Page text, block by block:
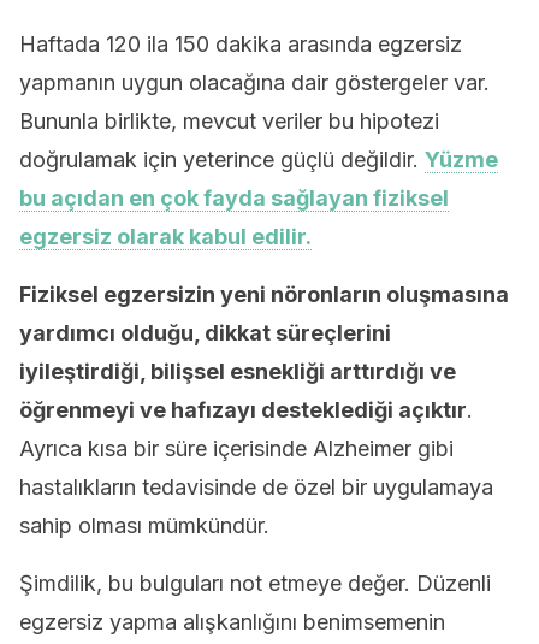
Haftada 120 ila 150 dakika arasında egzersiz
yapmanın uygun olacağına dair göstergeler var.
Bununla birlikte, mevcut veriler bu hipotezi
doğrulamak için yeterince güçlü değildir. Yüzme
bu açıdan en çok fayda sağlayan fiziksel
egzersiz olarak kabul edilir.
Fiziksel egzersizin yeni nöronların oluşmasına
yardımcı olduğu, dikkat süreçlerini
iyileştirdiği, bilişsel esnekliği arttırdığı ve
öğrenmeyi ve hafızayı desteklediği açıktır.
Ayrıca kısa bir süre içerisinde Alzheimer gibi
hastalıkların tedavisinde de özel bir uygulamaya
sahip olması mümkündür.
Şimdilik, bu bulguları not etmeye değer. Düzenli
egzersiz yapma alışkanlığını benimsemenin